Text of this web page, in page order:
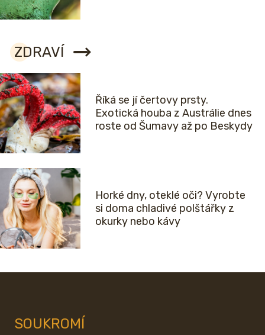
ZDRAVÍ
Říká se jí čertovy prsty.
Exotická houba z Austrálie dnes
roste od Šumavy až po Beskydy
Horké dny, oteklé oči? Vyrobte
si doma chladivé polštářky z
okurky nebo kávy
SOUKROMÍ